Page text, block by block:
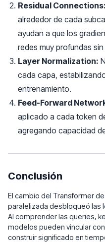
Residual Connections:
alrededor de cada
ayudan a que los
redes muy profundas
Layer Normalization:
cada capa,
entrenamiento.
Feed-Forward
aplicado a cada token
agregando capacidad
Conclusión
El cambio del Transformer
paralelizada desbloqueó las
Al comprender las queries,
modelos pueden vincular
construir significado en